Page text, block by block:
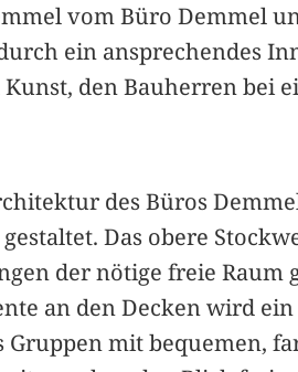
vom Büro Demmel
ein ansprechendes
den Bauherren bei
des Büros
Das obere
der nötige freie
an den Decken wird
mit bequemen,